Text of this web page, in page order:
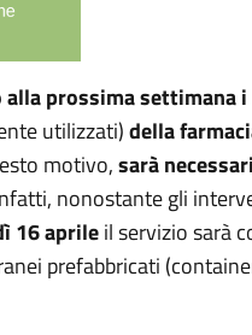
prossima settimana
utilizzati)della
motivo,sarà
nonostante gli
16 aprileil servizio sarà
prefabbricati